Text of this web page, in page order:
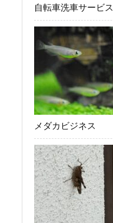
自転車洗車サービス
メダカビジネス